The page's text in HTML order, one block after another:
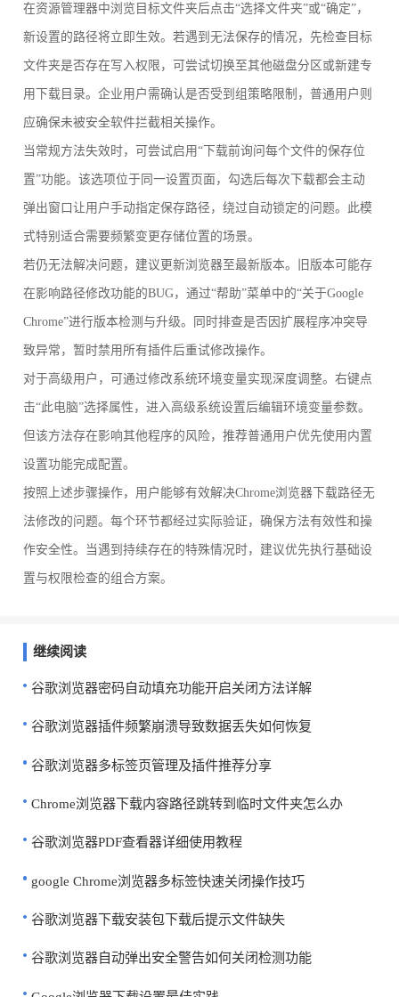
在资源管理器中浏览目标文件夹后点击“选择文件夹”或“确定”，
新设置的路径将立即生效。若遇到无法保存的情况，先检查目标
文件夹是否存在写入权限，可尝试切换至其他磁盘分区或新建专
用下载目录。企业用户需确认是否受到组策略限制，普通用户则
应确保未被安全软件拦截相关操作。
当常规方法失效时，可尝试启用“下载前询问每个文件的保存位
置”功能。该选项位于同一设置页面，勾选后每次下载都会主动
弹出窗口让用户手动指定保存路径，绕过自动锁定的问题。此模
式特别适合需要频繁变更存储位置的场景。
若仍无法解决问题，建议更新浏览器至最新版本。旧版本可能存
在影响路径修改功能的BUG，通过“帮助”菜单中的“关于Google
Chrome”进行版本检测与升级。同时排查是否因扩展程序冲突导
致异常，暂时禁用所有插件后重试修改操作。
对于高级用户，可通过修改系统环境变量实现深度调整。右键点
击“此电脑”选择属性，进入高级系统设置后编辑环境变量参数。
但该方法存在影响其他程序的风险，推荐普通用户优先使用内置
设置功能完成配置。
按照上述步骤操作，用户能够有效解决Chrome浏览器下载路径无
法修改的问题。每个环节都经过实际验证，确保方法有效性和操
作安全性。当遇到持续存在的特殊情况时，建议优先执行基础设
置与权限检查的组合方案。
继续阅读
谷歌浏览器密码自动填充功能开启关闭方法详解
谷歌浏览器插件频繁崩溃导致数据丢失如何恢复
谷歌浏览器多标签页管理及插件推荐分享
Chrome浏览器下载内容路径跳转到临时文件夹怎么办
谷歌浏览器PDF查看器详细使用教程
google Chrome浏览器多标签快速关闭操作技巧
谷歌浏览器下载安装包下载后提示文件缺失
谷歌浏览器自动弹出安全警告如何关闭检测功能